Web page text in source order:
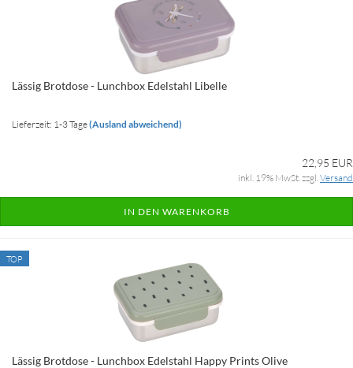
Lässig Brotdose - Lunchbox Edelstahl Libelle
Lieferzeit: 1-3 Tage(Ausland abweichend)
22,95 EUR
inkl. 19% MwSt. zzgl. Versand
IN DEN WARENKORB
TOP
Lässig Brotdose - Lunchbox Edelstahl Happy Prints Olive